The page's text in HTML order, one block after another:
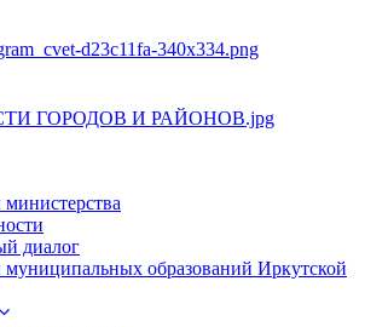
диалог
муниципальных образований Иркутской